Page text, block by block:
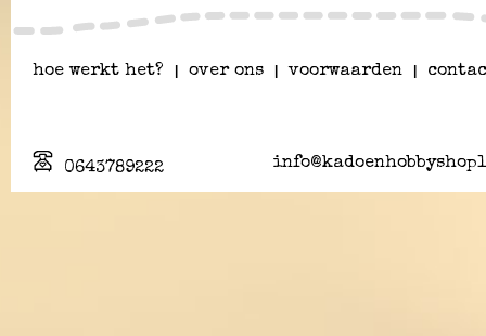
hoe werkt het? over ons voorwaarden
0643789222